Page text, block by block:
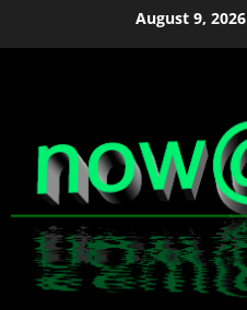
August 9, 2026